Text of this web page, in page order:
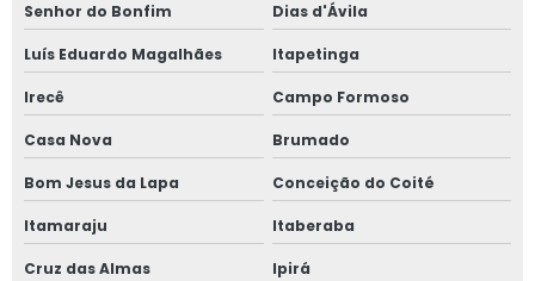
Senhor do Bonfim Dias d'Ávila
Luís Eduardo Magalhães Itapetinga
Irecê Campo Formoso
Casa Nova Brumado
Bom Jesus da Lapa Conceição do Coité
Itamaraju Itaberaba
Cruz das Almas Ipirá